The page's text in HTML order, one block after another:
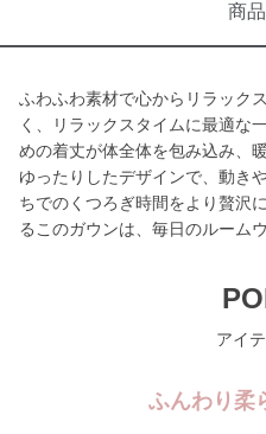
商
ふわふわ素材で心からリラック
く、リラックスタイムに最適な
めの着丈が体全体を包み込み、
ゆったりしたデザインで、動き
ちでのくつろぎ時間をより贅沢
るこのガウンは、毎日のルーム
アイ
ふんわり柔